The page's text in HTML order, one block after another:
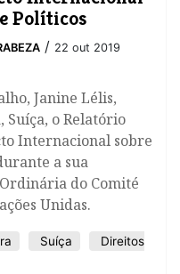
Políticos
/ 22 out 2019
Janine Lélis,
Suíça, o Relatório
Internacional sobre
a sua
do Comité
Unidas.
Suíça
Direitos